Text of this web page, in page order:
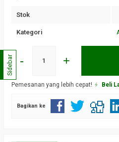
Stok
Kategori
- +
Pemesanan yang lebih cepat! Beli
Bagikan ke
Sidebar